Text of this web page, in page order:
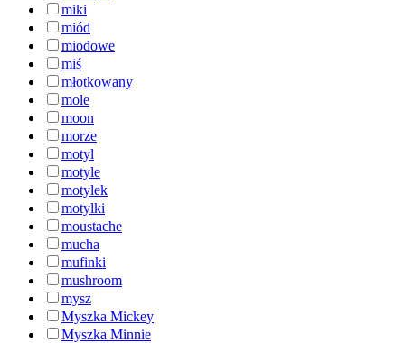
miki
miód
miodowe
miś
młotkowany
mole
moon
morze
motyl
motyle
motylek
motylki
moustache
mucha
mufinki
mushroom
mysz
Myszka Mickey
Myszka Minnie